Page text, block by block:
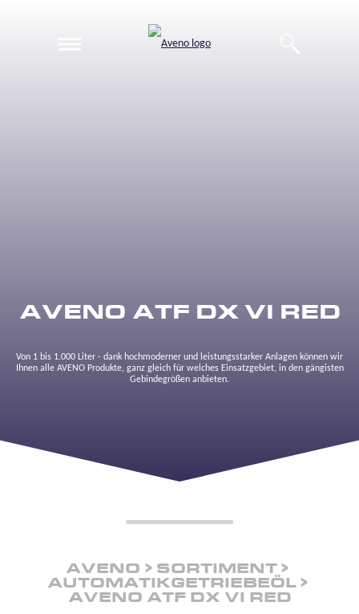
AVENO ATF DX VI RED
Von 1 bis 1.000 Liter - dank hochmoderner und leistungsstarker Anlagen können wir
Ihnen alle AVENO Produkte, ganz gleich für welches Einsatzgebiet, in den gängisten
Gebindegrößen anbieten.
AVENO
SORTIMENT
AUTOMATIKGETRIEBEÖL
AVENO ATF DX VI RED